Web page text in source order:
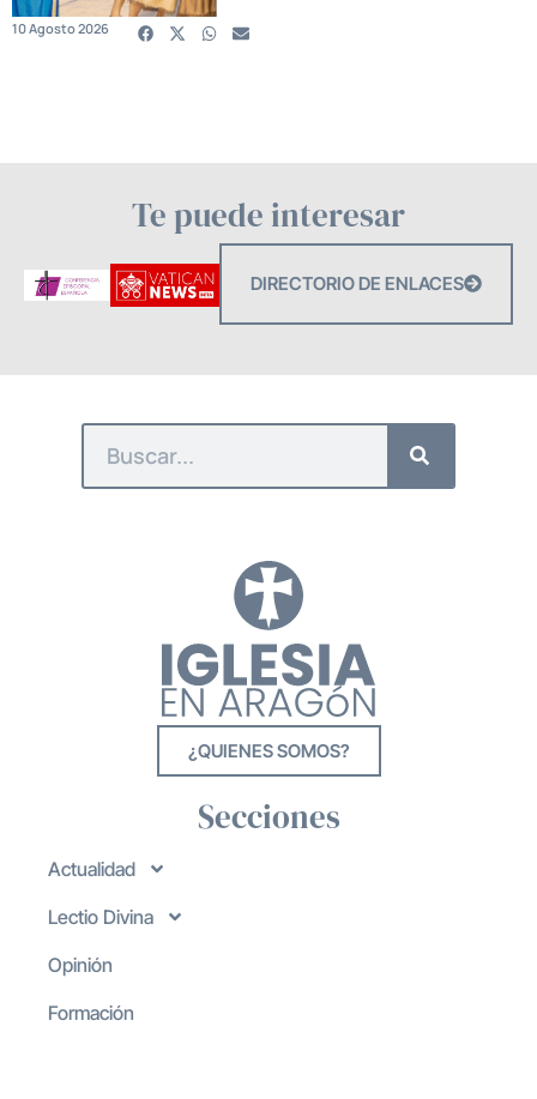
10 Agosto 2026
Te puede interesar
DIRECTORIO DE ENLACES
¿QUIENES SOMOS?
Secciones
Actualidad
Lectio Divina
Opinión
Formación